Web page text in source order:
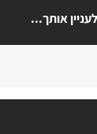
אותך...